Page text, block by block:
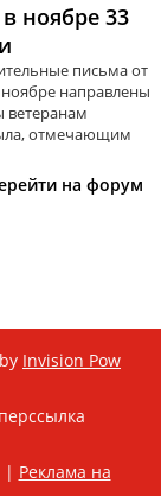
ноябре 33
письма от
направлены
ветеранам
отмечающим
на форум
Invision Pow
| Реклама на